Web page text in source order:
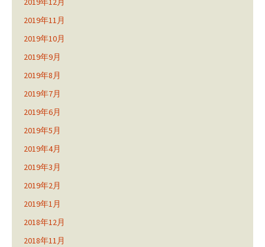
2019年11月
2019年10月
2019年9月
2019年8月
2019年7月
2019年6月
2019年5月
2019年4月
2019年3月
2019年2月
2019年1月
2018年12月
2018年11月